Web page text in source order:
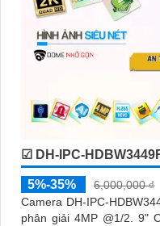
☑ DH-IPC-
5%-35%
6,000,000 ₫
Camera DH-IPC-HDBW3449RP-ZAS-IL là loại camera có độ
phân giải 4MP @1/2. 9"